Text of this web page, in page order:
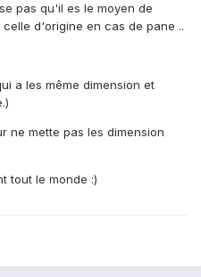
pas qu'il es le moyen de
d'origine en cas de pane ..
a les même dimension et
ne mette pas les dimension
tout le monde :)